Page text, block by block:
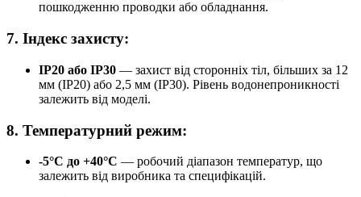
пошкодженню проводки або обладнання.
7. Індекс захисту:
IP20 або IP30 — захист від сторонніх тіл, більших за 12
мм (IP20) або 2,5 мм (IP30). Рівень водонепроникності
залежить від моделі.
8. Температурний режим:
-5°C до +40°C — робочий діапазон температур, що
залежить від виробника та специфікацій.